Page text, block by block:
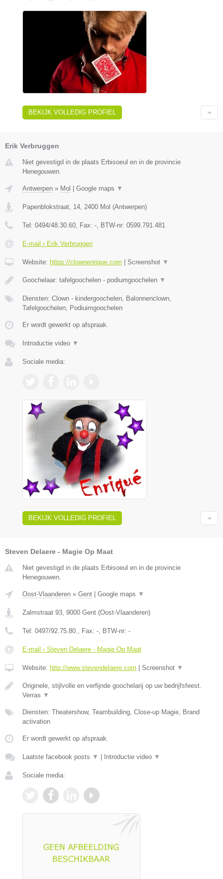
BEKIJK VOLLEDIG PROFIEL
Erik Verbruggen
Niet gevestigd in de plaats Erbisoeul en in de provincie
Henegouwen.
Antwerpen » Mol | Google maps ▼
Papenblokstraat, 14 2400 Mol (Antwerpen)
Tel: 0494/48.30.60 , Fax: - , BTW-nr: 0599.791.481
E-mail › Erik Verbruggen
Website: https://clownenrique.com | Screenshot ▼
Goochelaar: tafelgoochelen - podiumgoochelen ▼
Diensten: Clown - kindergoochelen, Balonnenclown,
Tafelgoochelen, Podiuimgoochelen
Er wordt gewerkt op afspraak.
Introductie video ▼
Sociale media:
BEKIJK VOLLEDIG PROFIEL
Steven Delaere - Magie Op Maat
Niet gevestigd in de plaats Erbisoeul en in de provincie
Henegouwen.
Oost-Vlaanderen » Gent Google maps ▼
Zalmstraat 93, 9000 Gent (Oost-Vlaanderen)
Tel: 0497/92.75.80., Fax: -, BTW-nr: -
E-mail › Steven Delaere - Magie Op Maat
Website: http://www.stevendelaere.com Screenshot ▼
Originele, stijlvolle en verfijnde goochelarij op uw bedrijfsfeest.
Verras ▼
Diensten: Theatershow, Teambuilding, Close-up Magie, Brand
activation
Er wordt gewerkt op afspraak.
Laatste facebook posts ▼ Introductie video ▼
Sociale media: